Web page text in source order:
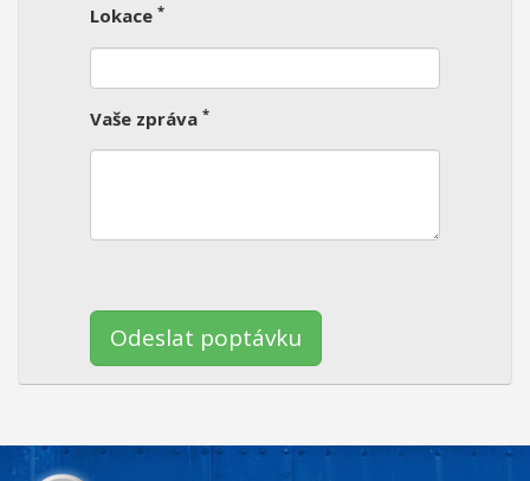
Lokace *
Vaše zpráva *
pole
prázdné.